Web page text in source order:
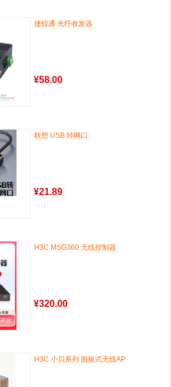
捷锐通 光纤收发器
¥58.00
联想 USB 转网口
¥21.89
H3C MSG360 无线控制器
¥320.00
H3C 小贝系列 面板式无线AP